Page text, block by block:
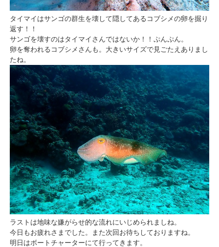
タイマイはサンゴの群生を壊して隠してあるコブシメの卵を掘り
返す！！
サンゴを壊すのはタイマイさんではないか！！ぷんぷん。
卵を奪われるコブシメさんも。大きいサイズで見ごたえありまし
たね。
ラストは地味な嫌がらせ的な流れにいじめられましね。
今日もお疲れさまでした。また次回お待ちしておりますね。
明日はボートチャーターにて行ってきます。